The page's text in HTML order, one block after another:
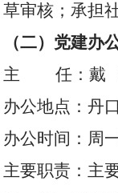
草审核；承担
（二）党建办
主 任：戴
办公地点：丹
办公时间：周
主要职责：主